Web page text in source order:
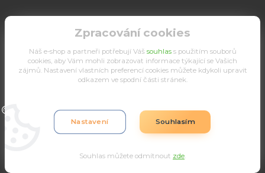
Upravit sběr cookies.
Eshop-rychle.cz
Zpracování cookies
Náš e-shop a partneři potřebují Váš souhlass použitím souborů
cookies, aby Vám mohli zobrazovat informace týkající se Vašich
zájmů. Nastavení vlastních preferencí cookies můžete kdykoli upravit
odkazem ve spodní části stránek.
Nastavení Souhlasím
Souhlas můžete odmítnout zde.